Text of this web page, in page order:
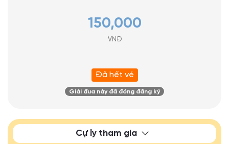
150,000
VNĐ
Đã hết vé
Giải đua này đã đóng đăng ký
Cự ly tham gia